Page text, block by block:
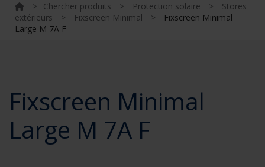
> Chercher produits > Protection solaire >
Stores
extérieurs
> Fixscreen Minimal >
Fixscreen Minimal
Large M 7A F
Fixscreen Minimal
Large M 7A F